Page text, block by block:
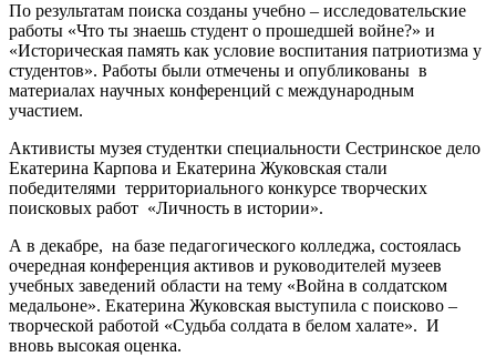
По результатам поиска созданы учебно – исследовательские
работы «Что ты знаешь студент о прошедшей войне?» и
«Историческая память как условие воспитания патриотизма у
студентов». Работы были отмечены и опубликованы в
материалах научных конференций с международным
участием.
Активисты музея студентки специальности Сестринское дело
Екатерина Карпова и Екатерина Жуковская стали
победителями территориального конкурсе творческих
поисковых работ «Личность в истории».
А в декабре, на базе педагогического колледжа, состоялась
очередная конференция активов и руководителей музеев
учебных заведений области на тему «Война в солдатском
медальоне». Екатерина Жуковская выступила с поисково –
творческой работой «Судьба солдата в белом халате». И
вновь высокая оценка.